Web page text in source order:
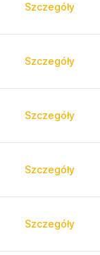
Szczegóły
Szczegóły
Szczegóły
Szczegóły
Szczegóły